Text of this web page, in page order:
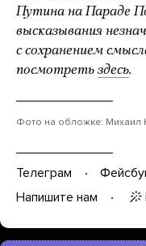
Путина на Параде
высказывания
с сохранением
посмотреть здесь.
Фото на обложке: Михаил
Телеграм
Напишите нам